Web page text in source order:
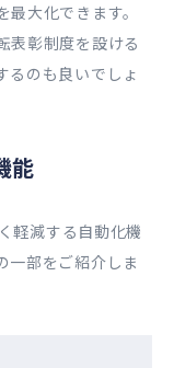
大化できます。
表彰制度を設ける
るのも良いでしょ
能
軽減する自動化機
一部をご紹介しま